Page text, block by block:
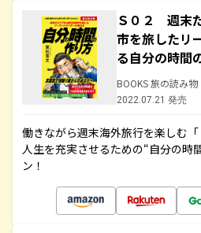
Ｓ０２ 週末
市を旅したリ
る自分の時間
BOOKS 旅の読み物
2022.07.21 発売
働きながら週末海外旅行を楽しむ「
人生を充実させるための“自分の時
ン！